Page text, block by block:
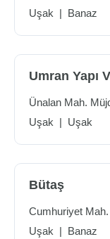
Uşak | Banaz
Umran Yapı
Ünalan Mah.
Uşak | Uşak
Bütaş
Cumhuriyet
Uşak | Banaz